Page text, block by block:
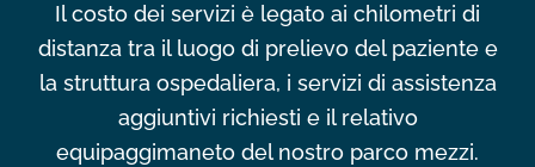
Il costo dei servizi è legato ai chilometri di
distanza tra il luogo di prelievo del paziente e
la struttura ospedaliera, i servizi di assistenza
aggiuntivi richiesti e il relativo
equipaggimaneto del nostro parco mezzi.